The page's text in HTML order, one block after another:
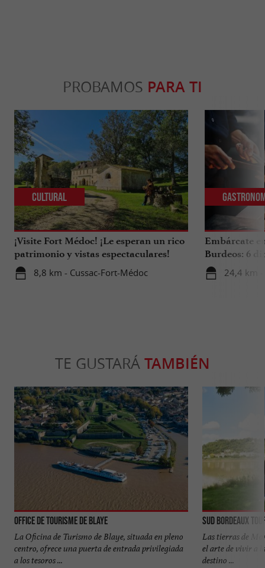
PROBAMOS PARA TI
¡Visite Fort Médoc! ¡Le esperan un rico
patrimonio y vistas espectaculares!
8,8 km - Cussac-Fort-Médoc
Cultural
Embárcate
Burdeos: 6
24,4 km
TE GUSTARÁ TAMBIÉN
Office de tourisme de Blaye
La Oficina de Turismo de Blaye, situada en pleno
centro, ofrece una puerta de entrada privilegiada
a los tesoros ...
Sud Bordeaux
Las tierras de
el arte de vivir a
destino ...